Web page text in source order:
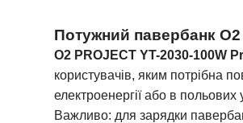
Потужний павербанк
O2 PROJECT YT-2030-100W
користувачів, яким потрібна
електроенергії або в
Важливо: для зарядки